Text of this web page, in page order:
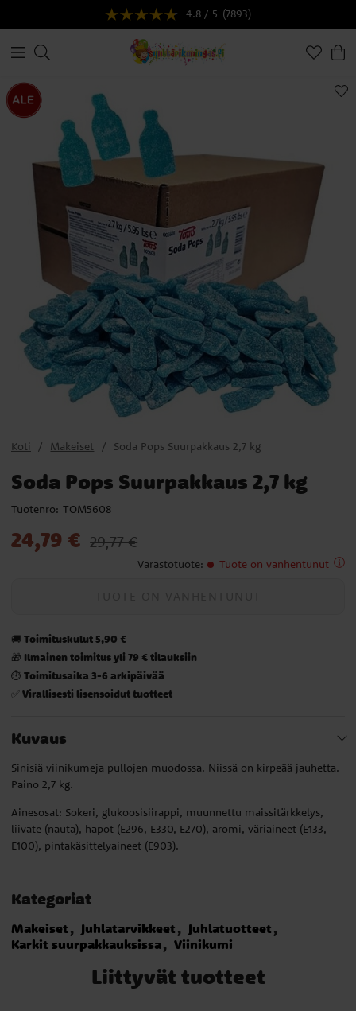
4.8 / 5 (7893)
Koti Makeiset Soda Pops Suurpakkaus 2,7 kg
Soda Pops Suurpakkaus 2,7 kg
Tuotenro: TOM5608
Nykyinen hinta
24,79 € 29,77 €
Varastotuote: Tuote on vanhentunut
🚚 Toimituskulut 5,90 €
🎁 Ilmainen toimitus yli 79 € tilauksiin
⏱️ Toimitusaika 3-6 arkipäivää
✅ Virallisesti lisensoidut tuotteet
Kuvaus
Sinisiä viinikumeja pullojen muodossa. Niissä on kirpeää jauhetta.
Paino 2,7 kg.
Ainesosat: Sokeri, glukoosisiirappi, muunnettu maissitärkkelys,
liivate (nauta), hapot (E296, E330, E270), aromi, väriaineet (E133,
E100), pintakäsittelyaineet (E903).
Kategoriat
Makeiset Juhlatarvikkeet
Juhlatuotteet
Karkit suurpakkauksissa
Viinikumi
Liittyvät tuotteet